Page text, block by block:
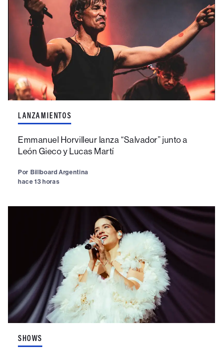
LANZAMIENTOS
Emmanuel Horvilleur lanza “Salvador” junto a
León Gieco y Lucas Martí
Por Billboard Argentina
hace 13 horas
SHOWS